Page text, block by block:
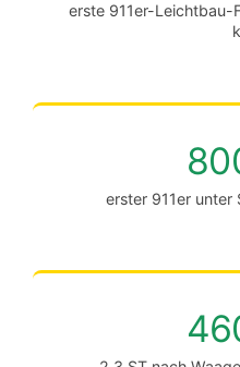
erste 911er-
erster 911er